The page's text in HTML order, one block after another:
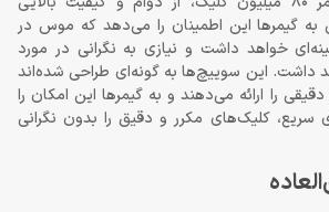
به گیمرها این اطمینان را می‌دهد که موس در
خواهد داشت و نیازی به نگرانی در مورد
داشت. این سوییچ‌ها به گونه‌ای طراحی شده‌اند
را ارائه می‌دهند و به گیمرها این امکان را
سریع، کلیک‌های مکرر و دقیق را بدون نگرانی